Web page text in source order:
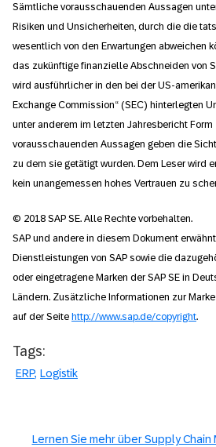
Sämtliche vorausschauenden Aussagen
Risiken und Unsicherheiten, durch die die
wesentlich von den Erwartungen abweichen
das zukünftige finanzielle Abschneiden von
wird ausführlicher in den bei der US-
Exchange Commission“ (SEC) hinterlegten
unter anderem im letzten Jahresbericht Form
vorausschauenden Aussagen geben die
zu dem sie getätigt wurden. Dem Leser wird
kein unangemessen hohes Vertrauen zu
© 2018 SAP SE. Alle Rechte vorbehalten.
SAP und andere in diesem Dokument
Dienstleistungen von SAP sowie die
oder eingetragene Marken der SAP SE in
Ländern. Zusätzliche Informationen zur
auf der Seite http://www.sap.de/copyright.
Tags:
ERP Logistik
Lernen Sie mehr über Supply Chain